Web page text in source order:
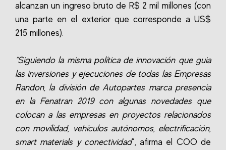
alcanzan un ingreso bruto de R$ 2 mil millones (con
una parte en el exterior que corresponde a US$
215 millones).
“Siguiendo la misma política de innovación que guia
las inversiones y ejecuciones de todas las Empresas
Randon, la división de Autopartes marca presencia
en la Fenatran 2019 con algunas novedades que
colocan a las empresas en proyectos relacionados
con movilidad, vehículos autónomos, electrificación,
smart materials y conectividad”, afirma el COO de